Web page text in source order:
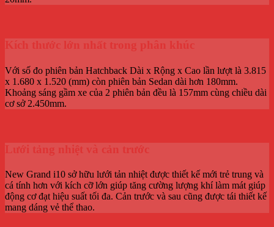
Kích thước lớn nhất trong phân khúc
Với số đo phiên bản Hatchback Dài x Rộng x Cao lần lượt là 3.815
x 1.680 x 1.520 (mm) còn phiên bản Sedan dài hơn 180mm.
Khoảng sáng gầm xe của 2 phiên bản đều là 157mm cùng chiều dài
cơ sở 2.450mm.
Lưới tảng nhiệt và cản trước
New Grand i10 sở hữu lưới tản nhiệt được thiết kế mới trẻ trung và
cá tính hơn với kích cỡ lớn giúp tăng cường lượng khí làm mát giúp
động cơ đạt hiệu suất tối đa. Cản trước và sau cũng được tái thiết kế
mang dáng vẻ thể thao.